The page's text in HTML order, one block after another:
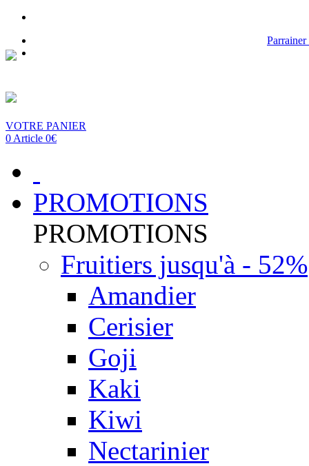
VOTRE PANIER
0 Article 0€
PROMOTIONS
PROMOTIONS
Fruitiers jusqu'à - 52%
Amandier
Cerisier
Goji
Kaki
Kiwi
Nectarinier